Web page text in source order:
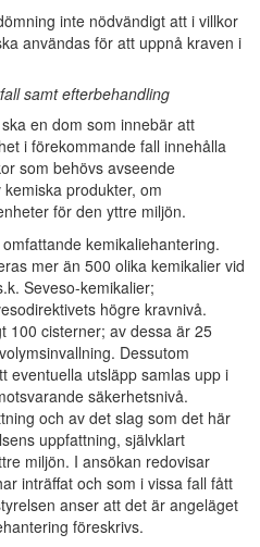
inte nödvändigt att i villkor
användas för att uppnå kraven i
samt efterbehandling
ska en dom som innebär att
i förekommande fall innehålla
som behövs avseende
produkter, om
för den yttre miljön.
kemikaliehantering.
mer än 500 olika kemikalier vid
Seveso-kemikalier;
högre kravnivå.
100 cisterner; av dessa är 25
Dessutom
eventuella utsläpp samlas upp i
säkerhetsnivå.
och av det slag som det här
uppfattning, självklart
miljön. I ansökan redovisar
inträffat och som i vissa fall fått
anser att det är angeläget
föreskrivs.